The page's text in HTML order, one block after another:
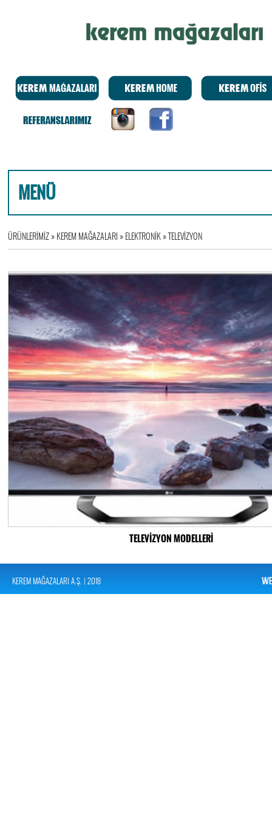
MENÜ
ÜRÜNLERİMİZ»KEREM MAĞAZALARI»ELEKTRONİK»TELEVİZYON
TELEVİZYON MODELLERİ
KEREM MAĞAZALARI A.Ş. | 2018